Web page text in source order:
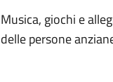
Musica, giochi e
delle persone